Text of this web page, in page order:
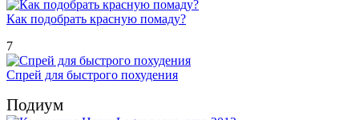
Как подобрать красную помаду?
7
Спрей для быстрого похудения
Подиум